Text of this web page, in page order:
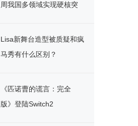
周我国多领域实现硬核突
Lisa新舞台造型被质疑和疯
马秀有什么区别？
《匹诺曹的谎言：完全
版》登陆Switch2